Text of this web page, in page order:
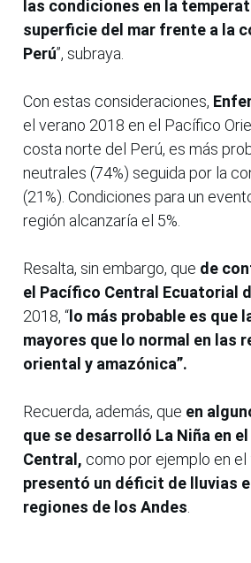
las condiciones en la
superficie del mar frente a la
Perú”, subraya.
Con estas consideraciones,
el verano 2018 en el Pacífico
costa norte del Perú, es más
neutrales (74%) seguida por la
(21%). Condiciones para un
región alcanzaría el 5%.
Resalta, sin embargo, que de
el Pacífico Central Ecuatorial
2018, “ lo más probable es que
mayores que lo normal en las
oriental y amazónica”.
Recuerda, además, que en
que se desarrolló La Niña en
Central, como por ejemplo en el
presentó un déficit de lluvias
regiones de los Andes